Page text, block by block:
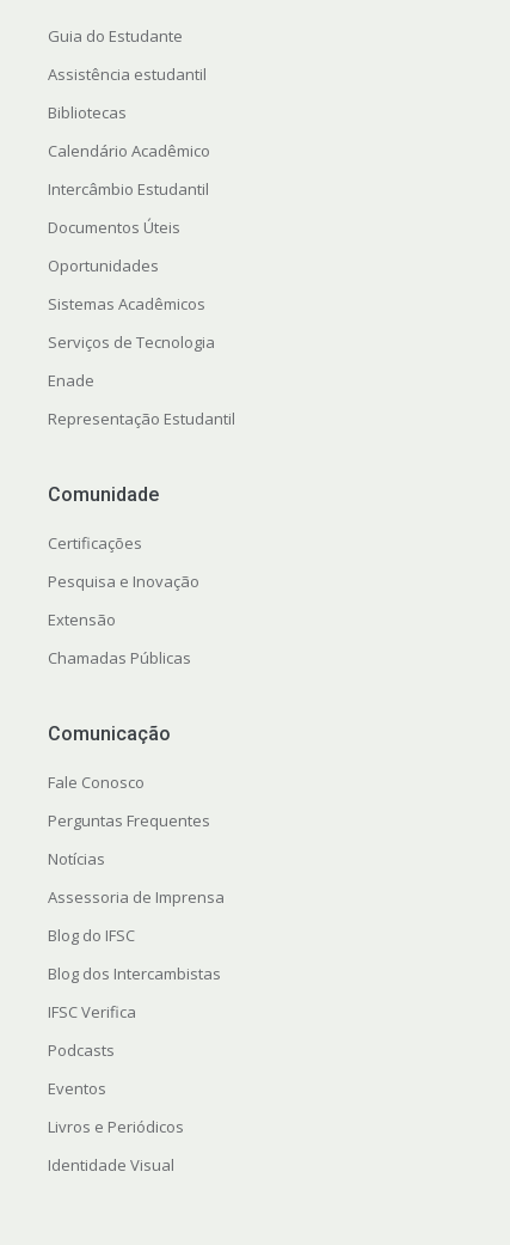
Guia do Estudante
Assistência estudantil
Bibliotecas
Calendário Acadêmico
Intercâmbio Estudantil
Documentos Úteis
Oportunidades
Sistemas Acadêmicos
Serviços de Tecnologia
Enade
Representação Estudantil
Comunidade
Certificações
Pesquisa e Inovação
Extensão
Chamadas Públicas
Comunicação
Fale Conosco
Perguntas Frequentes
Notícias
Assessoria de Imprensa
Blog do IFSC
Blog dos Intercambistas
IFSC Verifica
Podcasts
Eventos
Livros e Periódicos
Identidade Visual